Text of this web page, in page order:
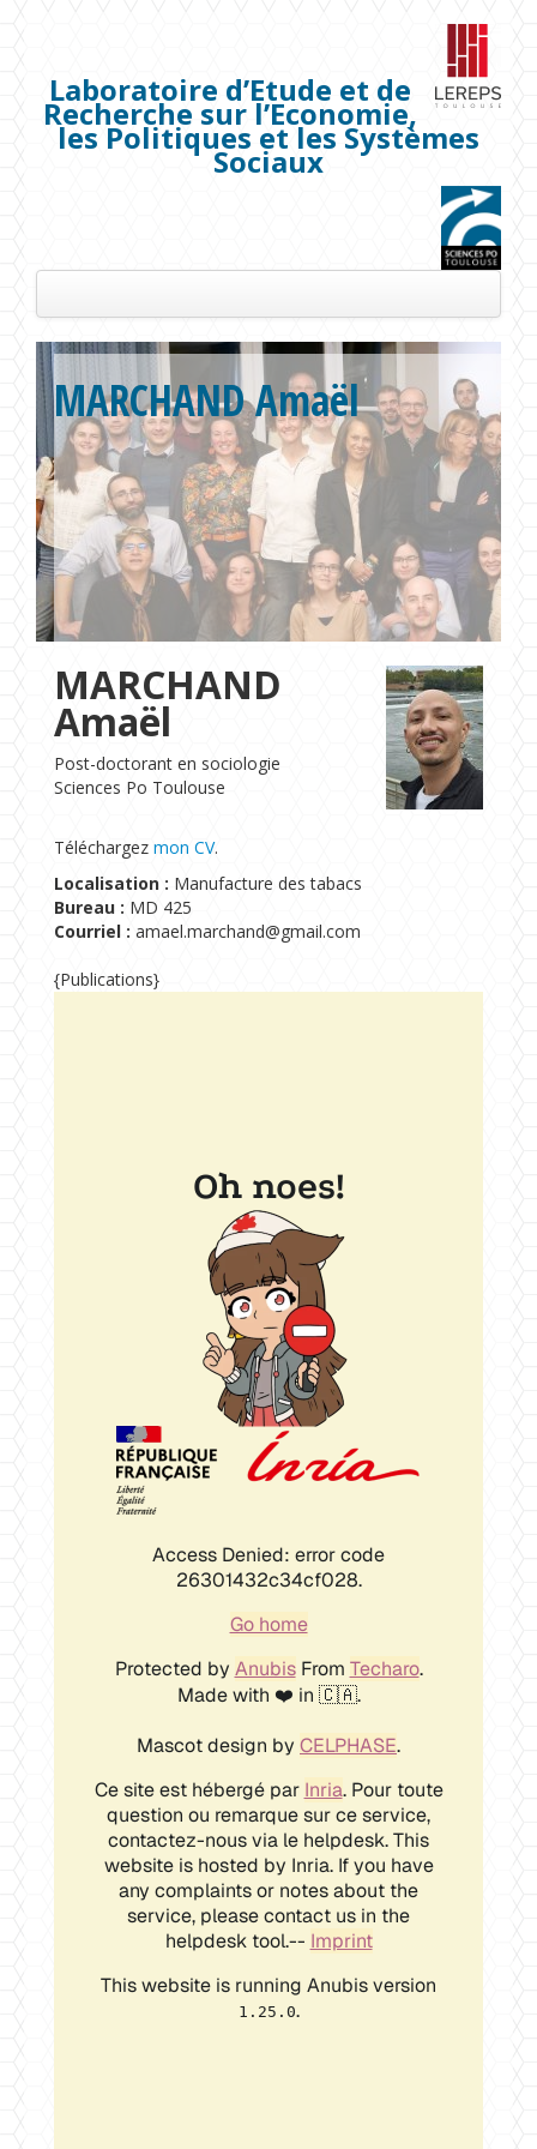
Laboratoire d’Etude et de
Recherche sur l’Economie,
les Politiques et les Systèmes
Sociaux
Les membres
Séminaires
Publications
Projets de recherche
Formations
Chaire UNESCO
MARCHAND Amaël
MARCHAND
Amaël
Post-doctorant en sociologie
Sciences Po Toulouse
Téléchargez mon CV.
Localisation : Manufacture des tabacs
Bureau : MD 425
Courriel : amael.marchand@gmail.com
{Publications}